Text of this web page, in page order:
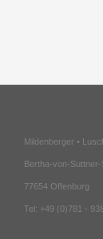
Mildenberger •
Bertha-von-
77654 Offenburg
Tel: +49 (0)781 -